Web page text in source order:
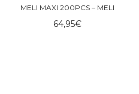
MELI MAXI 200PCS – MELI
64,95€